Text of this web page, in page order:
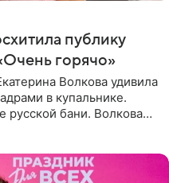
публику
горячо»
Волкова удивила
в купальнике.
русской бани. Волкова